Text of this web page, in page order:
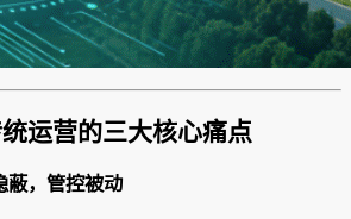
运营的三大核心痛点
蔽，管控被动